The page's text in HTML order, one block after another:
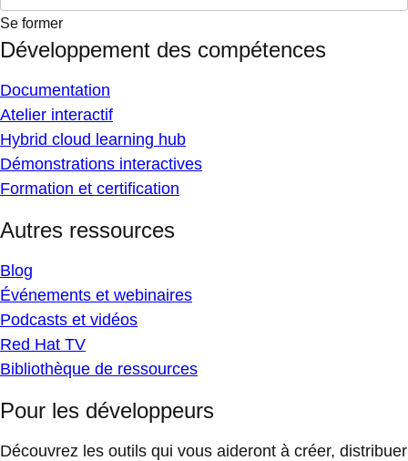
Se former
Développement des compétences
Documentation
Atelier interactif
Hybrid cloud learning hub
Démonstrations interactives
Formation et certification
Autres ressources
Blog
Événements et webinaires
Podcasts et vidéos
Red Hat TV
Bibliothèque de ressources
Pour les développeurs
Découvrez les outils qui vous aideront à créer, distribuer